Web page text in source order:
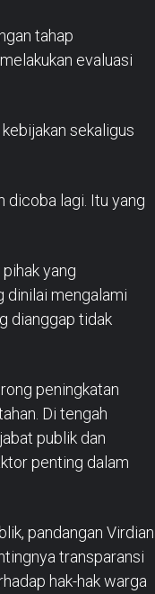
tahap
evaluasi
sekaligus
dicoba lagi. Itu yang
yang
dinilai mengalami
dianggap tidak
peningkatan
Di tengah
publik dan
penting dalam
pandangan Virdian
transparansi
hak-hak warga